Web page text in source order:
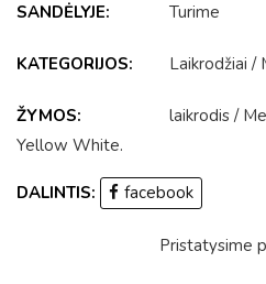
SANDĖLYJE: Turime
KATEGORIJOS: Laikrodžiai /
ŽYMOS: laikrodis /
Yellow White.
DALINTIS: facebook
Pristatysime